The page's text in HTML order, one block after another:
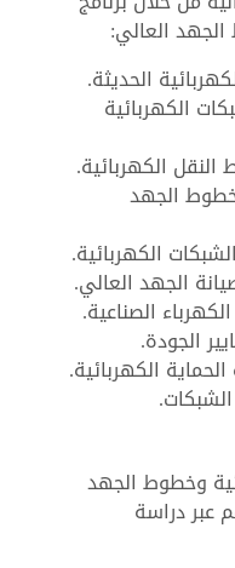
العالي:
الحديثة.
الكهربائية
النقل الكهربائية.
خطوط الجهد
الكهربائية.
الجهد العالي.
الصناعية.
الجودة.
الكهربائية.
الشبكات.
وخطوط الجهد
عبر دراسة